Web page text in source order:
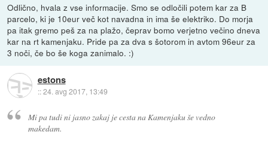
Odlično, hvala z vse informacije. Smo se odločili potem kar za B
parcelo, ki je 10eur več kot navadna in ima še elektriko. Do morja
pa itak gremo peš za na plažo, čeprav bomo verjetno večino dneva
kar na rt kamenjaku. Pride pa za dva s šotorom in avtom 96eur za
3 noči, če bo še koga zanimalo. :)
estons
::24. avg 2017, 13:49
Mi pa tudi ni jasno zakaj je cesta na Kamenjaku še vedno
makedam.